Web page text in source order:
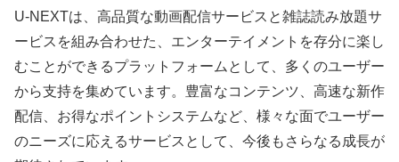
U-NEXTは、高品質な動画配信サービスと雑誌読み放題サ
ービスを組み合わせた、エンターテイメントを存分に楽し
むことができるプラットフォームとして、多くのユーザー
から支持を集めています。豊富なコンテンツ、高速な新作
配信、お得なポイントシステムなど、様々な面でユーザー
のニーズに応えるサービスとして、今後もさらなる成長が